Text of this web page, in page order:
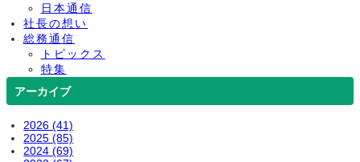
日本通信
社長の想い
総務通信
トピックス
特集
アーカイブ
2026 (41)
2025 (85)
2024 (69)